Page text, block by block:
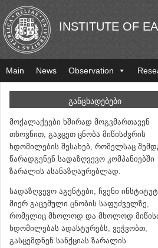
INSTITUTE OF
Main News Observation
ᲒᲐᲜᲪᲮᲐᲓᲔᲑᲔᲑᲘ
მოქალაქეები ხშირად მოგვმართავენ
თხოვნით, გავცეთ ცნობა მიწისძვრის
ხდომილების შესახებ, რომელსაც
წარადგენენ სადაზღვევო კომპანიებში
ზარალის ასანაზღაურებლად.
სადაზღვევო აგენტები, ჩვენი
მიერ გაცემული ცნობის საფუძველზე,
რომელიც მხოლოდ და მხოლოდ
ხდომილებას ადასტურებს, ვეჭვობთ,
გასცემდნენ სანქციას ზარალის